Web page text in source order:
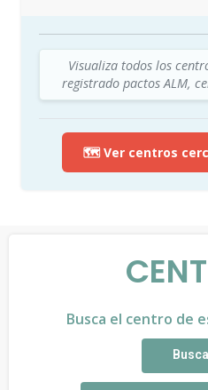
Visualiza todos los
registrado pactos ALM,
🗺️ Ver centros
Busca el centro de